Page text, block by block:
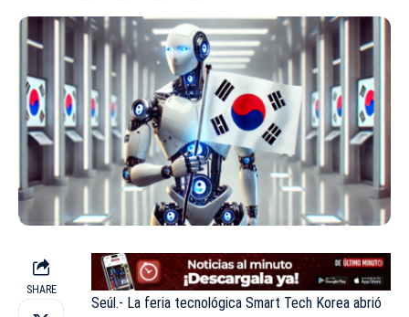
SHARE
Seúl.- La feria tecnológica Smart Tech Korea abrió